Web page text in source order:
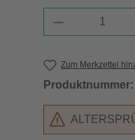
Produkt
Zum Merkzettel
Produktnummer: